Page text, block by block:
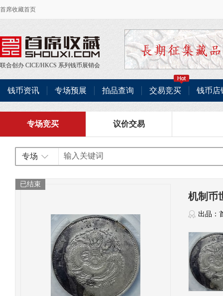
首席收藏首页
联合创办 CICE/HKCS 系列钱币展销会
钱币资讯 专场预展 拍品查询 交易竞买 钱币店
专场竞买 议价交易
专场
已结束
机制币
出品：